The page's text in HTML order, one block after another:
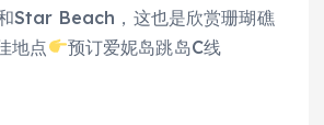
Star Beach，这也是欣赏珊瑚礁
地点
预订爱妮岛跳岛C线